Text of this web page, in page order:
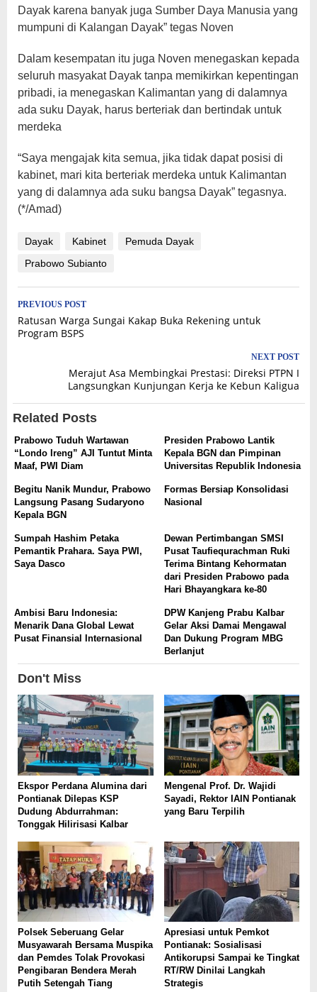
Dayak karena banyak juga Sumber Daya Manusia yang
mumpuni di Kalangan Dayak” tegas Noven
Dalam kesempatan itu juga Noven menegaskan kepada
seluruh masyakat Dayak tanpa memikirkan kepentingan
pribadi, ia menegaskan Kalimantan yang di dalamnya
ada suku Dayak, harus berteriak dan bertindak untuk
merdeka
“Saya mengajak kita semua, jika tidak dapat posisi di
kabinet, mari kita berteriak merdeka untuk Kalimantan
yang di dalamnya ada suku bangsa Dayak” tegasnya.
(*/Amad)
Dayak Kabinet
Pemuda Dayak
Prabowo Subianto
Post
navigation
PREVIOUS POST
Ratusan Warga Sungai Kakap Buka Rekening untuk
Program BSPS
NEXT POST
Merajut Asa Membingkai Prestasi: Direksi PTPN I
Langsungkan Kunjungan Kerja ke Kebun Kaligua
Related Posts
Prabowo Tuduh Wartawan
“Londo Ireng” AJI Tuntut Minta
Maaf, PWI Diam
Presiden Prabowo Lantik
Kepala BGN dan Pimpinan
Universitas Republik Indonesia
Begitu Nanik Mundur, Prabowo
Langsung Pasang Sudaryono
Kepala BGN
Formas Bersiap Konsolidasi
Nasional
Sumpah Hashim Petaka
Pemantik Prahara. Saya PWI,
Saya Dasco
Dewan Pertimbangan SMSI
Pusat Taufiequrachman Ruki
Terima Bintang Kehormatan
dari Presiden Prabowo pada
Hari Bhayangkara ke-80
Ambisi Baru Indonesia:
Menarik Dana Global Lewat
Pusat Finansial Internasional
DPW Kanjeng Prabu Kalbar
Gelar Aksi Damai Mengawal
Dan Dukung Program MBG
Berlanjut
Don't Miss
Ekspor Perdana Alumina dari
Pontianak Dilepas KSP
Dudung Abdurrahman:
Tonggak Hilirisasi Kalbar
Mengenal Prof. Dr. Wajidi
Sayadi, Rektor IAIN Pontianak
yang Baru Terpilih
Polsek Seberuang Gelar
Musyawarah Bersama Muspika
dan Pemdes Tolak Provokasi
Pengibaran Bendera Merah
Putih Setengah Tiang
Apresiasi untuk Pemkot
Pontianak: Sosialisasi
Antikorupsi Sampai ke Tingkat
RT/RW Dinilai Langkah
Strategis